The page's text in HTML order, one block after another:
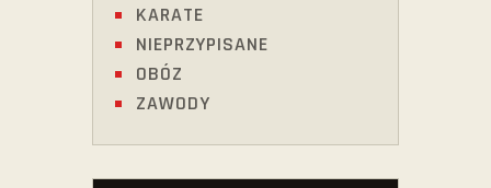
KARATE
NIEPRZYPISANE
OBÓZ
ZAWODY